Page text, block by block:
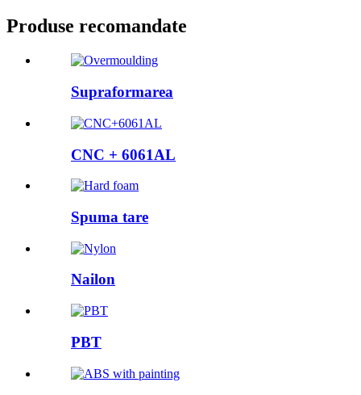
Produse recomandate
Supraformarea
CNC + 6061AL
Spuma tare
Nailon
PBT